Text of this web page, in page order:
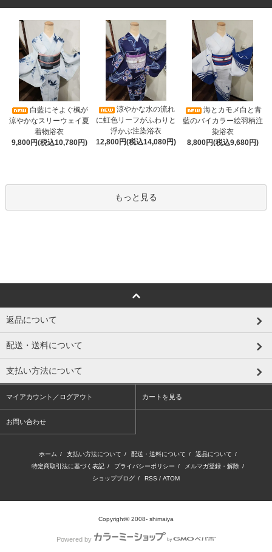
白藍にそよぐ楓が
涼やかなスリーウェイ夏
着物浴衣
9,800円(税込10,780円)
涼やかな水の流れ
に虹色リーフがふわりと
浮かぶ注染浴衣
12,800円(税込14,080円)
海とカモメ白と青
藍のバイカラー絵羽柄注
染浴衣
8,800円(税込9,680円)
もっと見る
返品について
配送・送料について
支払い方法について
マイアカウント／ログアウト カートを見る
お問い合わせ
ホーム / 支払い方法について / 配送・送料について / 返品について /
特定商取引法に基づく表記 / プライバシーポリシー / メルマガ登録・解除 /
ショップブログ / RSS / ATOM
Copyright© 2008- shimaiya
Powered by